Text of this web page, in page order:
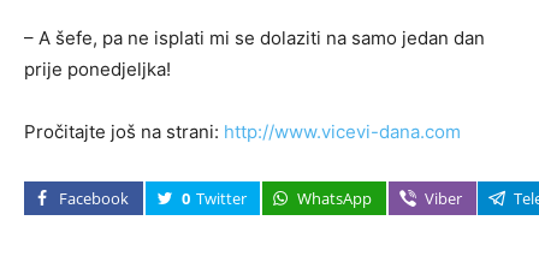
– A šefe, pa ne isplati mi se dolaziti na samo jedan dan
prije ponedjeljka!
Pročitajte još na strani: http://www.vicevi-dana.com
Facebook 0 Twitter WhatsApp Viber